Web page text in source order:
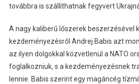
továbbra is szállíthatnak fegyvert
A nagy kaliberű lőszerek beszerzésével
kezdeményezésről Andrej Babis azt
az ilyen dolgokkal közvetlenül a NATO
foglalkozniuk, s a kezdeményezésnek
lennie. Babis szerint egy magáncég